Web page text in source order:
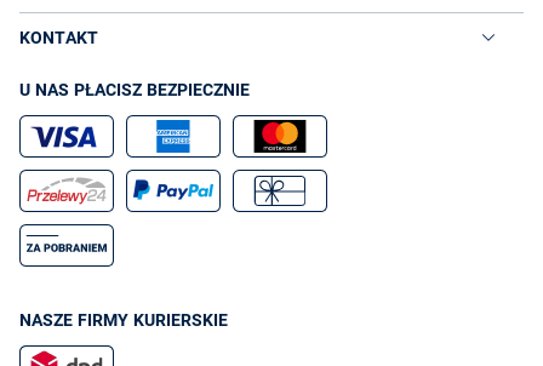
KONTAKT
U NAS PŁACISZ BEZPIECZNIE
NASZE FIRMY KURIERSKIE